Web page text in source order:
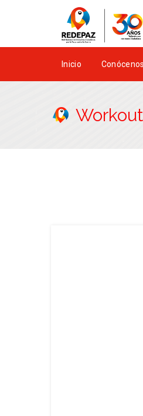
Inicio Conócenos